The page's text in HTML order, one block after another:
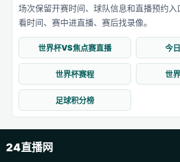
场次保留开赛时间、球队信息和直播预约
看时间、赛中进直播、赛后找录像。
世界杯VS焦点赛直播 今
世界杯赛程 世
足球积分榜
24直播网